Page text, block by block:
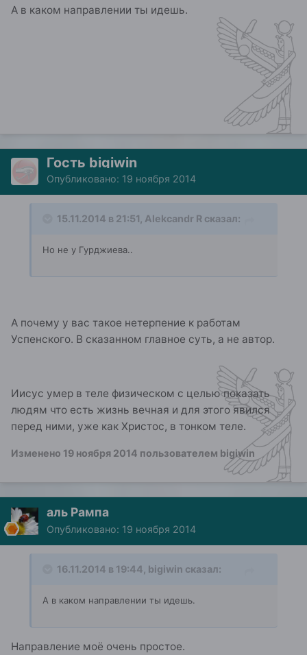
А в каком направлении ты идешь.
Гость bigiwin
Опубликовано: 19 ноября 2014
15.11.2014 в 21:51, Alekcandr R сказал:
Но не у Гурджиева..
А почему у вас такое нетерпение к работам
Успенского. В сказанном главное суть, а не автор.
Иисус умер в теле физическом с целью показать
людям что есть жизнь вечная и для этого явился
перед ними, уже как Христос, в тонком теле.
Изменено 19 ноября 2014 пользователем bigiwin
аль Рампа
Опубликовано: 19 ноября 2014
16.11.2014 в 19:44, bigiwin сказал:
А в каком направлении ты идешь.
Направление моё очень простое.